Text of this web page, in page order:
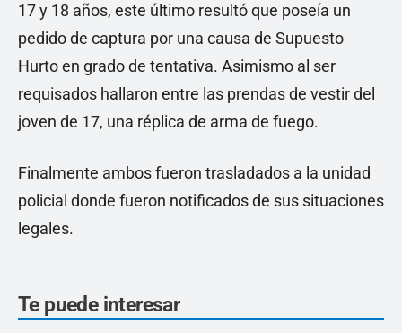
17 y 18 años, este último resultó que poseía un
pedido de captura por una causa de Supuesto
Hurto en grado de tentativa. Asimismo al ser
requisados hallaron entre las prendas de vestir del
joven de 17, una réplica de arma de fuego.
Finalmente ambos fueron trasladados a la unidad
policial donde fueron notificados de sus situaciones
legales.
Te puede interesar